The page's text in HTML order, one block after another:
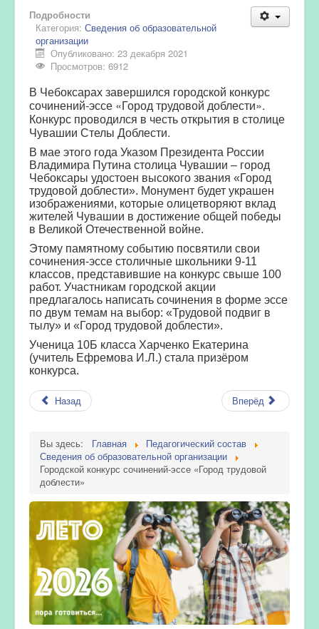
Подробности
Категория: Сведения об образовательной
организации
Опубликовано: 23 декабря 2021
Просмотров: 6912
В Чебоксарах завершился городской конкурс
сочинений-эссе «Город трудовой доблести».
Конкурс проводился в честь открытия в столице
Чувашии Стелы Доблести.
В мае этого года Указом Президента России
Владимира Путина столица Чувашии – город
Чебоксары удостоен высокого звания «Город
трудовой доблести». Монумент будет украшен
изображениями, которые олицетворяют вклад
жителей Чувашии в достижение общей победы
в Великой Отечественной войне.
Этому памятному событию посвятили свои
сочинения-эссе столичные школьники 9-11
классов, представившие на конкурс свыше 100
работ. Участникам городской акции
предлагалось написать сочинения в форме эссе
по двум темам на выбор: «Трудовой подвиг в
тылу» и «Город трудовой доблести».
Ученица 10Б класса Харченко Екатерина
(учитель Ефремова И.Л.) стала призёром
конкурса.
Назад Вперёд
Вы здесь: Главная
Педагогический состав
Сведения об образовательной организации
Городской конкурс сочинений-эссе «Город трудовой
доблести»